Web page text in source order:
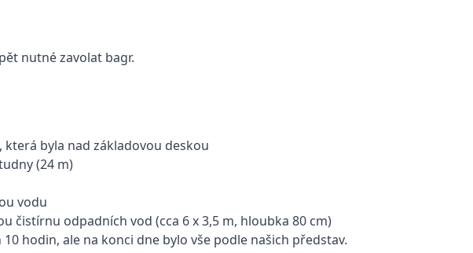
nutné zavolat bagr.
byla nad základovou deskou
(24 m)
vodu
čistírnu odpadních vod (cca 6 x 3,5 m, hloubka 80 cm)
hodin, ale na konci dne bylo vše podle našich představ.